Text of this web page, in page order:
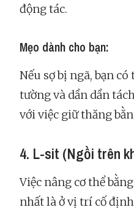
động tác.
Mẹo dành cho bạn:
Nếu sợ bị ngã, bạn
tường và dần dần
với việc giữ thăng
4. L-sit (Ngồi trên
Việc nâng cơ thể
nhất là ở vị trí cố